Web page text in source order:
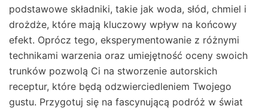
podstawowe składniki, takie jak woda, słód, chmiel i
drożdże, które mają kluczowy wpływ na końcowy
efekt. Oprócz tego, eksperymentowanie z różnymi
technikami warzenia oraz umiejętność oceny swoich
trunków pozwolą Ci na stworzenie autorskich
receptur, które będą odzwierciedleniem Twojego
gustu. Przygotuj się na fascynującą podróż w świat